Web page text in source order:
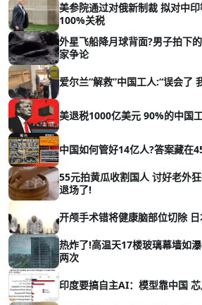
美参院通过对俄新制裁 拟对中
100%关税
外星飞船降月球背面?男子拍下
家争论
爱尔兰“解救”中国工人:“误会了
美退税1000亿美元 90%的中国
中国如何管好14亿人?答案藏在
55元拍黄瓜收割国人 讨好老外
退场了!
开颅手术错将健康脑部位切除
热炸了!高温天17楼玻璃幕墙如
两次
印度要搞自主AI：模型靠中国